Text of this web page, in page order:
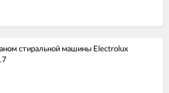
стиральной машины Electrolux